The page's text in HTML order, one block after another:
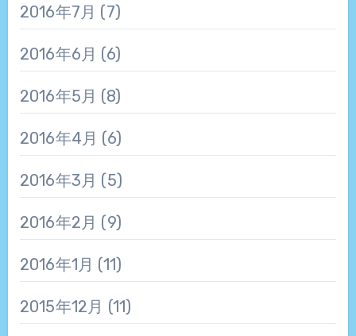
2016年7月 (7)
2016年6月 (6)
2016年5月 (8)
2016年4月 (6)
2016年3月 (5)
2016年2月 (9)
2016年1月 (11)
2015年12月 (11)